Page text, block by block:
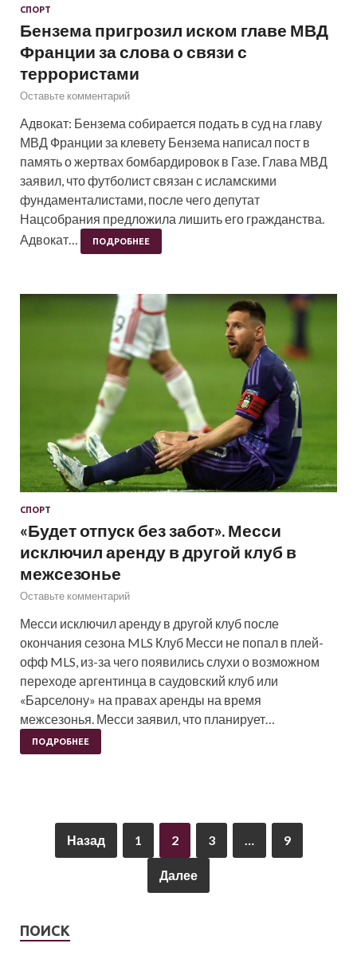
СПОРТ
Бензема пригрозил иском главе МВД
Франции за слова о связи с
террористами
Оставьте комментарий
Адвокат: Бензема собирается подать в суд на главу
МВД Франции за клевету Бензема написал пост в
память о жертвах бомбардировок в Газе. Глава МВД
заявил, что футболист связан с исламскими
фундаменталистами, после чего депутат
Нацсобрания предложила лишить его гражданства.
Адвокат…
ПОДРОБНЕЕ
СПОРТ
«Будет отпуск без забот». Месси
исключил аренду в другой клуб в
межсезонье
Оставьте комментарий
Месси исключил аренду в другой клуб после
окончания сезона MLS Клуб Месси не попал в плей-
офф MLS, из-за чего появились слухи о возможном
переходе аргентинца в саудовский клуб или
«Барселону» на правах аренды на время
межсезонья. Месси заявил, что планирует…
ПОДРОБНЕЕ
Назад 1 2 3 9
Далее
ПОИСК